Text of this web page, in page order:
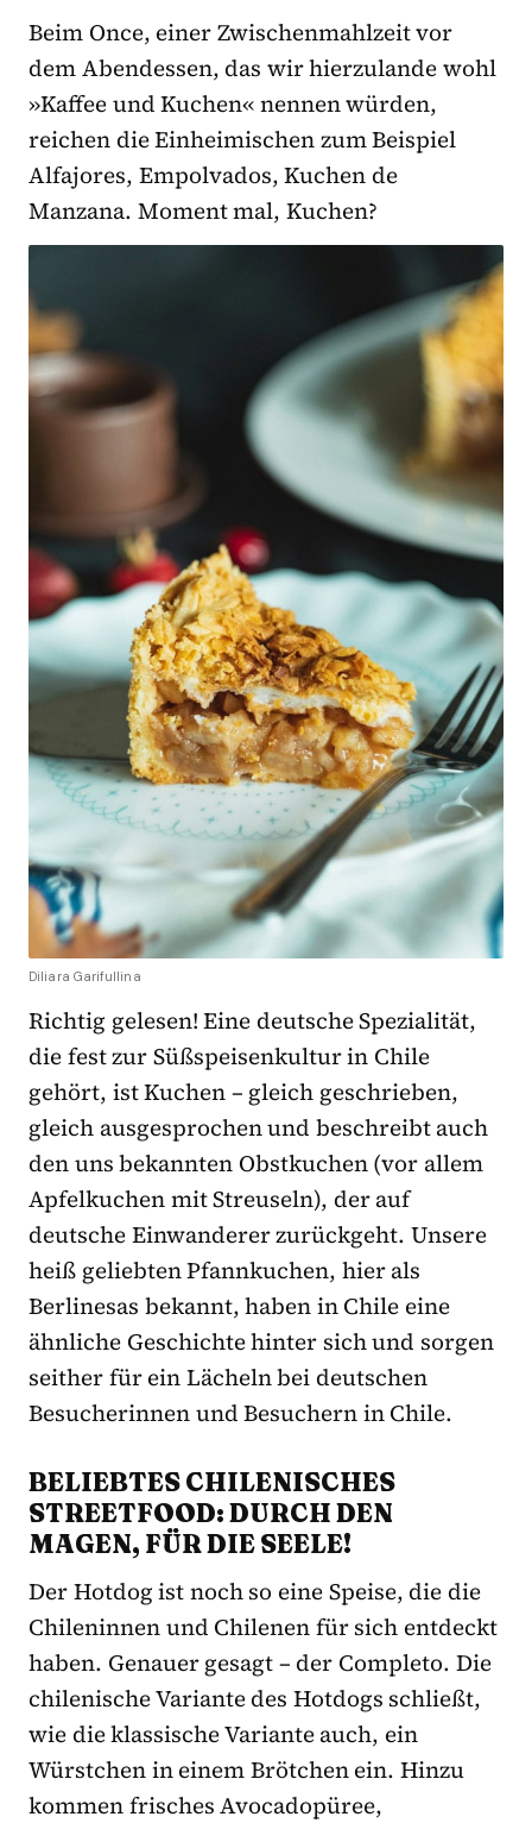
Beim Once, einer Zwischenmahlzeit vor
dem Abendessen, das wir hierzulande wohl
»Kaffee und Kuchen« nennen würden,
reichen die Einheimischen zum Beispiel
Alfajores, Empolvados, Kuchen de
Manzana. Moment mal, Kuchen?
Diliara Garifullina
Richtig gelesen! Eine deutsche Spezialität,
die fest zur Süßspeisenkultur in Chile
gehört, ist Kuchen – gleich geschrieben,
gleich ausgesprochen und beschreibt auch
den uns bekannten Obstkuchen (vor allem
Apfelkuchen mit Streuseln), der auf
deutsche Einwanderer zurückgeht. Unsere
heiß geliebten Pfannkuchen, hier als
Berlinesas bekannt, haben in Chile eine
ähnliche Geschichte hinter sich und sorgen
seither für ein Lächeln bei deutschen
Besucherinnen und Besuchern in Chile.
BELIEBTES CHILENISCHES
STREETFOOD: DURCH DEN
MAGEN, FÜR DIE SEELE!
Der Hotdog ist noch so eine Speise, die die
Chileninnen und Chilenen für sich entdeckt
haben. Genauer gesagt – der Completo. Die
chilenische Variante des Hotdogs schließt,
wie die klassische Variante auch, ein
Würstchen in einem Brötchen ein. Hinzu
kommen frisches Avocadopüree,